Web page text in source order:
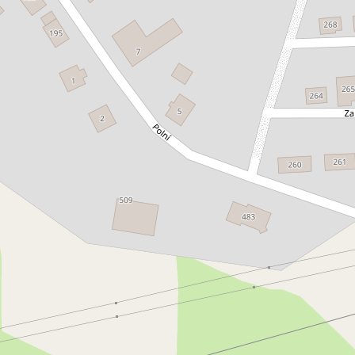
prostory • Plocha 720 m²
Typ obchodní prostory